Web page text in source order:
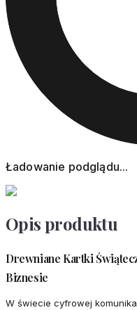
Ładowanie podglądu...
Opis produktu
Drewniane Kartki
Biznesie
W świecie cyfrowej